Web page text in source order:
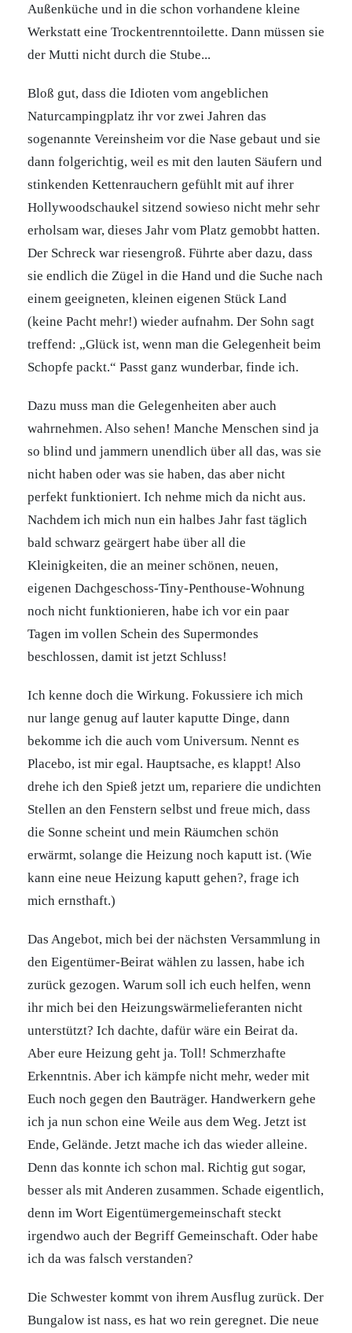
Außenküche und in die schon vorhandene kleine
Werkstatt eine Trockentrenntoilette. Dann müssen sie
der Mutti nicht durch die Stube...
Bloß gut, dass die Idioten vom angeblichen
Naturcampingplatz ihr vor zwei Jahren das
sogenannte Vereinsheim vor die Nase gebaut und sie
dann folgerichtig, weil es mit den lauten Säufern und
stinkenden Kettenrauchern gefühlt mit auf ihrer
Hollywoodschaukel sitzend sowieso nicht mehr sehr
erholsam war, dieses Jahr vom Platz gemobbt hatten.
Der Schreck war riesengroß. Führte aber dazu, dass
sie endlich die Zügel in die Hand und die Suche nach
einem geeigneten, kleinen eigenen Stück Land
(keine Pacht mehr!) wieder aufnahm. Der Sohn sagt
treffend: „Glück ist, wenn man die Gelegenheit beim
Schopfe packt.“ Passt ganz wunderbar, finde ich.
Dazu muss man die Gelegenheiten aber auch
wahrnehmen. Also sehen! Manche Menschen sind ja
so blind und jammern unendlich über all das, was sie
nicht haben oder was sie haben, das aber nicht
perfekt funktioniert. Ich nehme mich da nicht aus.
Nachdem ich mich nun ein halbes Jahr fast täglich
bald schwarz geärgert habe über all die
Kleinigkeiten, die an meiner schönen, neuen,
eigenen Dachgeschoss-Tiny-Penthouse-Wohnung
noch nicht funktionieren, habe ich vor ein paar
Tagen im vollen Schein des Supermondes
beschlossen, damit ist jetzt Schluss!
Ich kenne doch die Wirkung. Fokussiere ich mich
nur lange genug auf lauter kaputte Dinge, dann
bekomme ich die auch vom Universum. Nennt es
Placebo, ist mir egal. Hauptsache, es klappt! Also
drehe ich den Spieß jetzt um, repariere die undichten
Stellen an den Fenstern selbst und freue mich, dass
die Sonne scheint und mein Räumchen schön
erwärmt, solange die Heizung noch kaputt ist. (Wie
kann eine neue Heizung kaputt gehen?, frage ich
mich ernsthaft.)
Das Angebot, mich bei der nächsten Versammlung in
den Eigentümer-Beirat wählen zu lassen, habe ich
zurück gezogen. Warum soll ich euch helfen, wenn
ihr mich bei den Heizungswärmelieferanten nicht
unterstützt? Ich dachte, dafür wäre ein Beirat da.
Aber eure Heizung geht ja. Toll! Schmerzhafte
Erkenntnis. Aber ich kämpfe nicht mehr, weder mit
Euch noch gegen den Bauträger. Handwerkern gehe
ich ja nun schon eine Weile aus dem Weg. Jetzt ist
Ende, Gelände. Jetzt mache ich das wieder alleine.
Denn das konnte ich schon mal. Richtig gut sogar,
besser als mit Anderen zusammen. Schade eigentlich,
denn im Wort Eigentümergemeinschaft steckt
irgendwo auch der Begriff Gemeinschaft. Oder habe
ich da was falsch verstanden?
Die Schwester kommt von ihrem Ausflug zurück. Der
Bungalow ist nass, es hat wo rein geregnet. Die neue